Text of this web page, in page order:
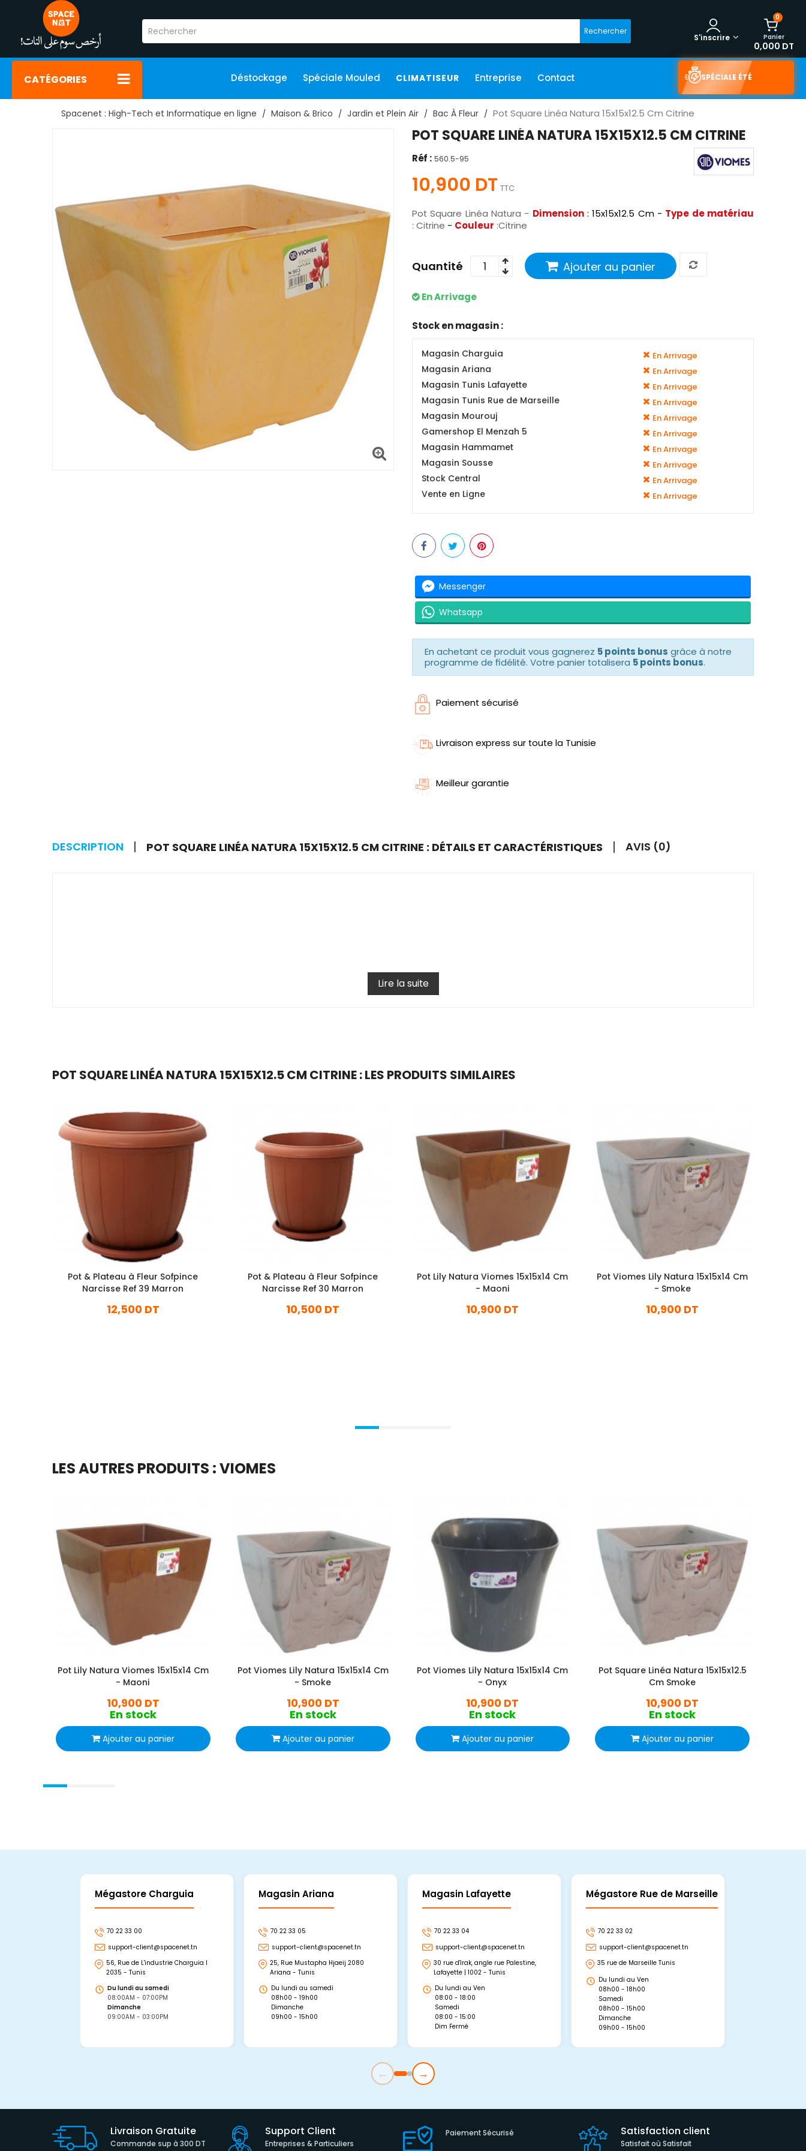
Rechercher
0
Panier
0,000 DT
S'inscrire
CATÉGORIES Déstockage Spéciale Mouled CLIMATISEUR Entreprise Contact SPÉCIALE ÉTÉ
Spacenet : High-Tech et Informatique en ligne Maison & Brico Jardin et Plein Air Bac À Fleur Pot Square Linéa Natura 15x15x12.5 Cm Citrine
POT SQUARE LINÉA NATURA 15X15X12.5 CM CITRINE
Réf : 560.5-95
10,900 DT TTC
Pot Square Linéa Natura - Dimension: 15x15x12.5 Cm - Type de matériau
: Citrine - Couleur :Citrine
Quantité Ajouter au panier
En Arrivage
Stock en magasin :
Magasin Charguia En Arrivage
Magasin Ariana En Arrivage
Magasin Tunis Lafayette En Arrivage
Magasin Tunis Rue de Marseille En Arrivage
Magasin Mourouj En Arrivage
Gamershop El Menzah 5 En Arrivage
Magasin Hammamet En Arrivage
Magasin Sousse En Arrivage
Stock Central En Arrivage
Vente en Ligne En Arrivage
Messenger
Whatsapp
En achetant ce produit vous gagnerez 5 points bonus grâce à notre
programme de fidélité. Votre panier totalisera 5 points bonus.
Paiement sécurisé
Livraison express sur toute la Tunisie
Meilleur garantie
DESCRIPTION POT SQUARE LINÉA NATURA 15X15X12.5 CM CITRINE : DÉTAILS ET CARACTÉRISTIQUES AVIS (0)
Lire la suite
POT SQUARE LINÉA NATURA 15X15X12.5 CM CITRINE : LES PRODUITS SIMILAIRES
Pot & Plateau à Fleur Sofpince
Narcisse Ref 39 Marron
12,500 DT
Pot & Plateau à Fleur Sofpince
Narcisse Ref 30 Marron
10,500 DT
Pot Lily Natura Viomes 15x15x14 Cm
- Maoni
10,900 DT
Pot Viomes Lily Natura 15x15x14 Cm
- Smoke
10,900 DT
LES AUTRES PRODUITS : VIOMES
Pot Lily Natura Viomes 15x15x14 Cm
- Maoni
10,900 DT
En stock
Ajouter au panier
Pot Viomes Lily Natura 15x15x14 Cm
- Smoke
10,900 DT
En stock
Ajouter au panier
Pot Viomes Lily Natura 15x15x14 Cm
- Onyx
10,900 DT
En stock
Ajouter au panier
Pot Square Linéa Natura 15x15x12.5
Cm Smoke
10,900 DT
En stock
Ajouter au panier
Mégastore Charguia
70 22 33 00
support-client@spacenet.tn
56, Rue de L'industrie Charguia I
2035 - Tunis
Du lundi au samedi
08:00AM - 07:00PM
Dimanche
09:00AM - 03:00PM
Magasin Ariana
70 22 33 05
support-client@spacenet.tn
25, Rue Mustapha Hjaeij 2080
Ariana - Tunis
Du lundi au samedi
08h00 - 19h00
Dimanche
09h00 - 15h00
Magasin Lafayette
70 22 33 04
support-client@spacenet.tn
30 rue d'Irak, angle rue Palestine,
Lafayette | 1002 - Tunis
Du lundi au Ven
08:00 - 18:00
Samedi
08:00 - 15:00
Dim Fermé
Mégastore Rue de Marseille
70 22 33 02
support-client@spacenet.tn
35 rue de Marseille Tunis
Du lundi au Ven
08h00 - 18h00
Samedi
08h00 - 15h00
Dimanche
09h00 - 15h00
← →
Livraison Gratuite
Commande sup à 300 DT
Support Client
Entreprises & Particuliers
Paiement Sécurisé Satisfaction client
Satisfait où Satisfait